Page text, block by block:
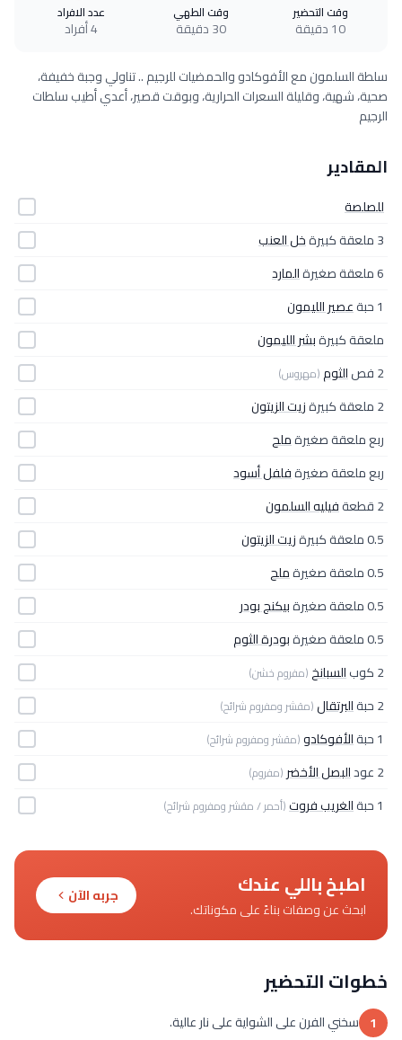
وقت التحضير
10 دقيقة
وقت الطهي
30 دقيقة
عدد الافراد
4 أفراد
سلطة السلمون مع الأفوكادو والحمضيات للرجيم .. تناولي وجبة خفيفة،
صحية، شهية، وقليلة السعرات الحرارية، وبوقت قصير، أعدي أطيب سلطات
الرجيم
المقادير
للصلصة
3 ملعقة كبيرة
خل العنب
6 ملعقة صغيرة
المارد
1 حبة
عصير الليمون
ملعقة كبيرةبشر الليمون
2 فص
الثوم(مهروس)
2 ملعقة كبيرة
زيت الزيتون
ربع ملعقة صغيرةملح
ربع ملعقة صغيرةفلفل أسود
2 قطعة
فيليه السلمون
0.5 ملعقة كبيرة
زيت الزيتون
0.5 ملعقة صغيرة
ملح
0.5 ملعقة صغيرة
بيكنج بودر
0.5 ملعقة صغيرة
بودرة الثوم
2 كوب
السبانخ(مفروم خشن)
2 حبة البرتقال(مقشر ومفروم شرائح)
1 حبة الأفوكادو(مقشر ومفروم شرائح)
2 عود البصل الأخضر (مفروم)
1 حبة الغريب فروت(أحمر / مقشر ومفروم شرائح)
اطبخ باللي عندك
ابحث عن وصفات بناءً على مكوناتك.
جربه الآن
خطوات التحضير
1 سخني الفرن على الشواية على نار عالية.